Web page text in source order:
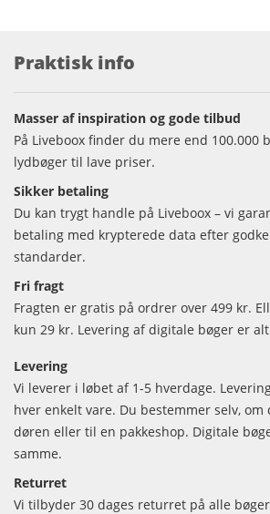
Praktisk info
Masser af inspiration og gode tilbud
På Liveboox finder du mere end 100.000
lydbøger til lave priser.
Sikker betaling
Du kan trygt handle på Liveboox – vi
betaling med krypterede data efter
standarder.
Fri fragt
Fragten er gratis på ordrer over 499 kr.
kun 29 kr. Levering af digitale bøger er
Levering
Vi leverer i løbet af 1-5 hverdage.
hver enkelt vare. Du bestemmer selv,
døren eller til en pakkeshop. Digitale
samme.
Returret
Vi tilbyder 30 dages returret på alle